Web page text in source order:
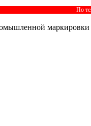
По
маркировки